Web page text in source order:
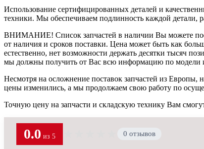
Использование сертифицированных деталей и
техники. Мы обеспечиваем подлинность каждой детали,
ВНИМАНИЕ! Список запчастей в наличии Вы можете
от наличия и сроков поставки. Цена может быть как
естественно, нет возможности держать десятки тысяч
мы должны получить от Вас всю информацию по модели
Несмотря на осложнение поставок запчастей из Европы,
цены изменились, а мы продолжаем свою работу по
Точную цену на запчасти и складскую технику Вам
0.0 из 5 0 отзывов